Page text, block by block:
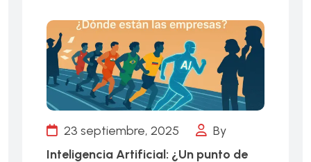
23 septiembre, 2025
By
Inteligencia Artificial: ¿Un punto de